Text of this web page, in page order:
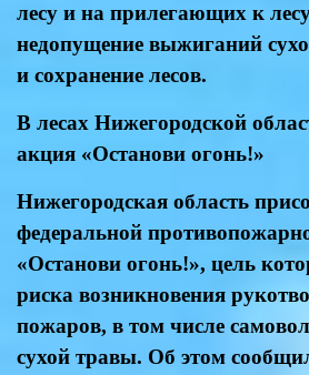
лесу и на прилегающих к
недопущение выжиганий
и сохранение лесов.
В лесах Нижегородской
акция «Останови огонь!»
Нижегородская область
федеральной
«Останови огонь!», цель
риска возникновения
пожаров, в том числе
сухой травы. Об этом